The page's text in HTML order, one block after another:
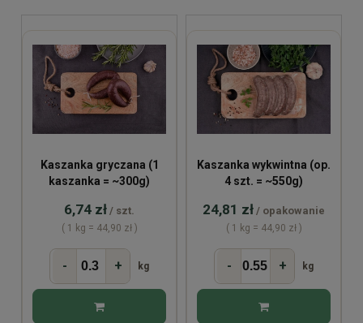
Kaszanka gryczana (1
kaszanka = ~300g)
6,74 zł / szt.
( 1 kg = 44,90 zł )
- + kg
Kaszanka wykwintna (op.
4 szt. = ~550g)
24,81 zł / opakowanie
( 1 kg = 44,90 zł )
- + kg